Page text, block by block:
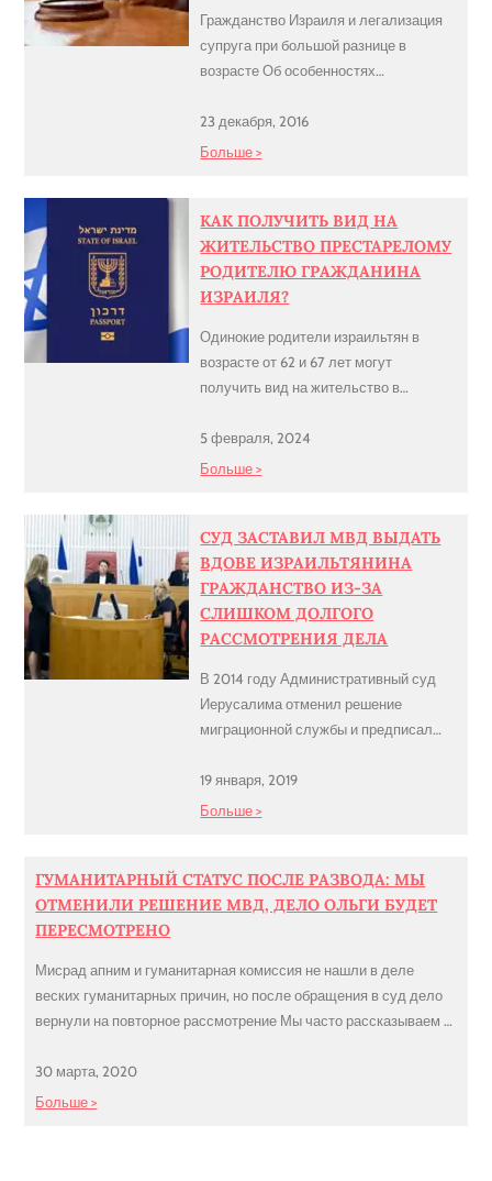
Гражданство Израиля и легализация
супруга при большой разнице в
возрасте Об особенностях
Израиле мы писали неоднократно.
МВД («мисрад апним»), как известно,
сложностей. Однако при грамотном
ведении дела, сведении ошибок к
минимуму и, в случае необходимости,
своевременном оспаривании отказов
23 декабря, 2016
Больше >
КАК ПОЛУЧИТЬ ВИД НА
ЖИТЕЛЬСТВО ПРЕСТАРЕЛОМУ
РОДИТЕЛЮ ГРАЖДАНИНА
ИЗРАИЛЯ?
Одинокие родители израильтян в
возрасте от 62 и 67 лет могут
получить вид на жительство в
возвращении право на получение
гражданства Израиля
супругам детей и внуков. Благодаря
этому большое
количество смешанных браков смогли
совершить алию. Но принцип этот не
применяется к […]
5 февраля, 2024
Больше >
СУД ЗАСТАВИЛ МВД ВЫДАТЬ
ВДОВЕ ИЗРАИЛЬТЯНИНА
ГРАЖДАНСТВО ИЗ-ЗА
СЛИШКОМ ДОЛГОГО
РАССМОТРЕНИЯ ДЕЛА
В 2014 году Административный суд
Иерусалима отменил решение
миграционной службы и предписал
гражданство, несмотря на смерть
мужа до завершения СТУПРО
израильтянами и их официальными
мужьями и женами супруг-иностранец
первого вида на жительство (А/5).
МВД […]
19 января, 2019
Больше >
ГУМАНИТАРНЫЙ СТАТУС ПОСЛЕ РАЗВОДА: МЫ
ОТМЕНИЛИ РЕШЕНИЕ МВД, ДЕЛО ОЛЬГИ БУДЕТ
ПЕРЕСМОТРЕНО
Мисрад апним и гуманитарная комиссия не нашли в деле
веских гуманитарных причин, но после обращения в суд дело
вернули на повторное рассмотрение Мы часто рассказываем о
иностранцев после развода. Пример из свежей практики
нашего офиса. В 2007 году гражданка Украины Ольга вышла
30 марта, 2020
Больше >